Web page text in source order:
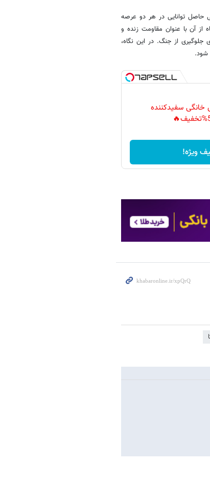
حاصل توانایی در هر دو عرصه
آن با عنوان مقاومت زنده و
جلوگیری از جنگ. در این نگاه،
شود.
خانگی سفیدکننده
ویژه!